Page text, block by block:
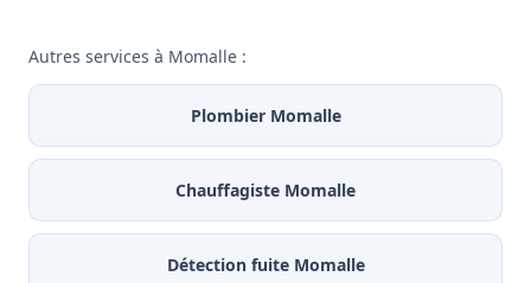
Autres services à Momalle :
Plombier Momalle
Chauffagiste Momalle
Détection fuite Momalle